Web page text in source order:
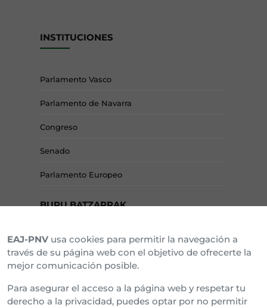
INSTITUCIONES
Parlamento Vasco
Parlamento de Navarra
Congreso
Senado
Parlamento Europeo
BURU BATZARRAK
Araba Buru Batzar
Bizkai Buru Batzar
Gipuzko Buru Batzar
EAJ-PNV usa cookies para permitir la navegación a
través de su página web con el objetivo de ofrecerte la
mejor comunicación posible.
Para asegurar el acceso a la página web y respetar tu
derecho a la privacidad, puedes optar por no permitir